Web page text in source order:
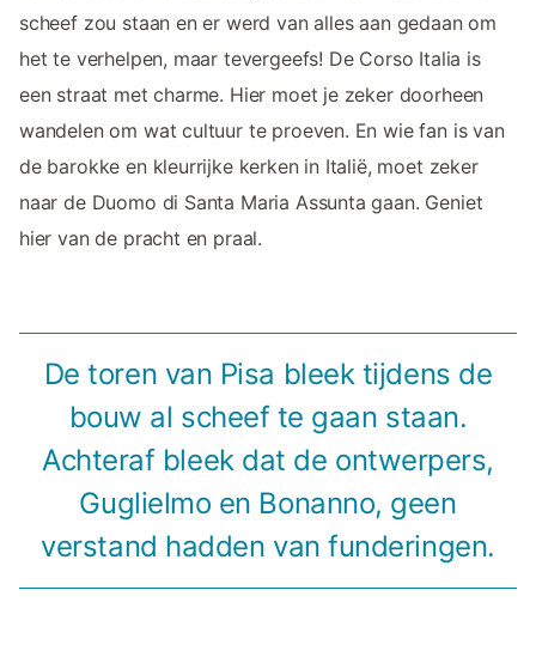
scheef zou staan en er werd van alles aan gedaan om
het te verhelpen, maar tevergeefs! De Corso Italia is
een straat met charme. Hier moet je zeker doorheen
wandelen om wat cultuur te proeven. En wie fan is van
de barokke en kleurrijke kerken in Italië, moet zeker
naar de Duomo di Santa Maria Assunta gaan. Geniet
hier van de pracht en praal.
De toren van Pisa bleek tijdens de
bouw al scheef te gaan staan.
Achteraf bleek dat de ontwerpers,
Guglielmo en Bonanno, geen
verstand hadden van funderingen.